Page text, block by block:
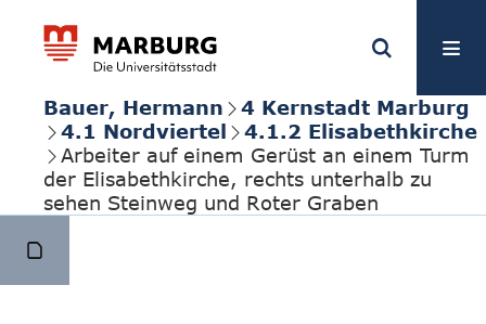
Bauer, Hermann
4 Kernstadt Marburg
4.1 Nordviertel
4.1.2 Elisabethkirche
Arbeiter auf einem Gerüst an einem Turm
der Elisabethkirche, rechts unterhalb zu
sehen Steinweg und Roter Graben